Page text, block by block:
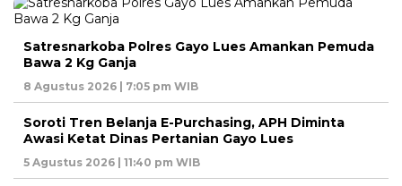
Satresnarkoba Polres Gayo Lues Amankan Pemuda
Bawa 2 Kg Ganja
8 Agustus 2026 | 7:05 pm WIB
Soroti Tren Belanja E-Purchasing, APH Diminta
Awasi Ketat Dinas Pertanian Gayo Lues
5 Agustus 2026 | 11:40 pm WIB